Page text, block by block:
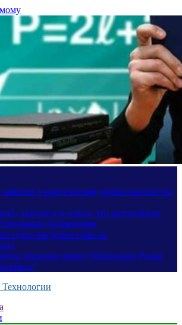
о критическом уровне выплат по
шопинга и семьи: эти автомобили
багажником
идею введения прав на
продажи новых Volkswagen Passat